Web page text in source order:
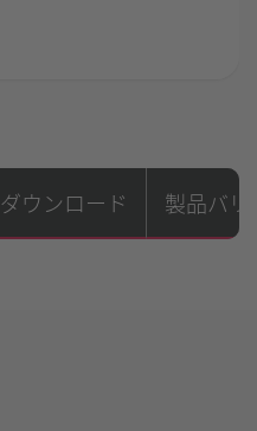
ダウンロード 製品バ